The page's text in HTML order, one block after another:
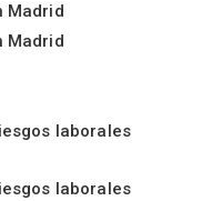
Madrid
Madrid
laborales
laborales